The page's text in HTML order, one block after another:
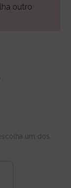
outro
um dos